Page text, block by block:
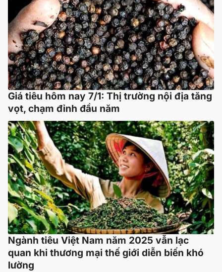
Giá tiêu hôm nay 7/1: Thị trường nội địa tăng
vọt, chạm đỉnh đầu năm
Ngành tiêu Việt Nam năm 2025 vẫn lạc
quan khi thương mại thế giới diễn biến khó
lường